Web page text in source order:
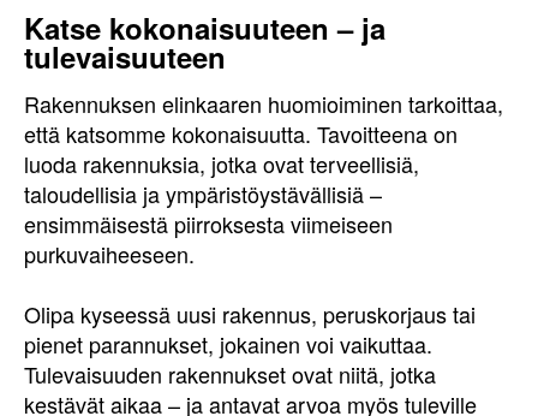
Katse kokonaisuuteen – ja
tulevaisuuteen
Rakennuksen elinkaaren huomioiminen tarkoittaa,
että katsomme kokonaisuutta. Tavoitteena on
luoda rakennuksia, jotka ovat terveellisiä,
taloudellisia ja ympäristöystävällisiä –
ensimmäisestä piirroksesta viimeiseen
purkuvaiheeseen.
Olipa kyseessä uusi rakennus, peruskorjaus tai
pienet parannukset, jokainen voi vaikuttaa.
Tulevaisuuden rakennukset ovat niitä, jotka
kestävät aikaa – ja antavat arvoa myös tuleville